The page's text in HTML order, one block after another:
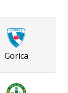
Gorica